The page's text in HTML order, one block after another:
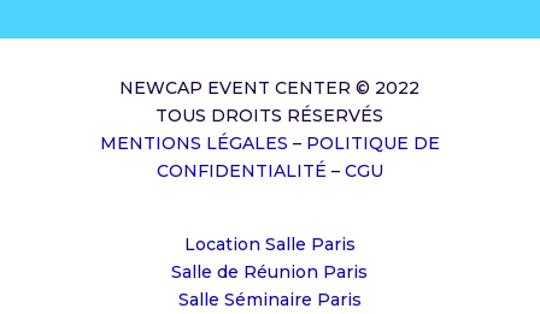
Location Salle Paris
Salle de Réunion Paris
Salle Séminaire Paris
NEWCAP EVENT CENTER © 2022
TOUS DROITS RÉSERVÉS
MENTIONS LÉGALES – POLITIQUE DE
CONFIDENTIALITÉ – CGU